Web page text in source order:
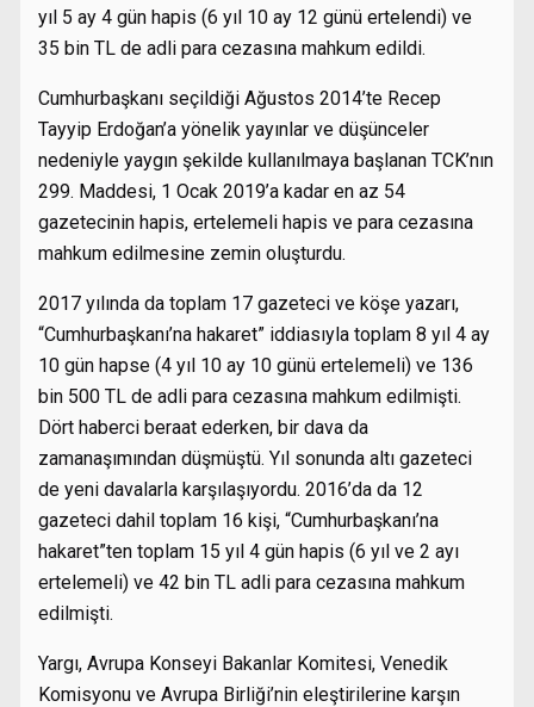
yıl 5 ay 4 gün hapis (6 yıl 10 ay 12 günü ertelendi) ve
35 bin TL de adli para cezasına mahkum edildi.
Cumhurbaşkanı seçildiği Ağustos 2014’te Recep
Tayyip Erdoğan’a yönelik yayınlar ve düşünceler
nedeniyle yaygın şekilde kullanılmaya başlanan TCK’nın
299. Maddesi, 1 Ocak 2019’a kadar en az 54
gazetecinin hapis, ertelemeli hapis ve para cezasına
mahkum edilmesine zemin oluşturdu.
2017 yılında da toplam 17 gazeteci ve köşe yazarı,
“Cumhurbaşkanı’na hakaret” iddiasıyla toplam 8 yıl 4 ay
10 gün hapse (4 yıl 10 ay 10 günü ertelemeli) ve 136
bin 500 TL de adli para cezasına mahkum edilmişti.
Dört haberci beraat ederken, bir dava da
zamanaşımından düşmüştü. Yıl sonunda altı gazeteci
de yeni davalarla karşılaşıyordu. 2016’da da 12
gazeteci dahil toplam 16 kişi, “Cumhurbaşkanı’na
hakaret”ten toplam 15 yıl 4 gün hapis (6 yıl ve 2 ayı
ertelemeli) ve 42 bin TL adli para cezasına mahkum
edilmişti.
Yargı, Avrupa Konseyi Bakanlar Komitesi, Venedik
Komisyonu ve Avrupa Birliği’nin eleştirilerine karşın